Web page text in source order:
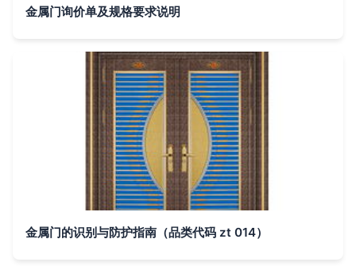
金属门询价单及规格要求说明
金属门的识别与防护指南（品类代码 zt 014）